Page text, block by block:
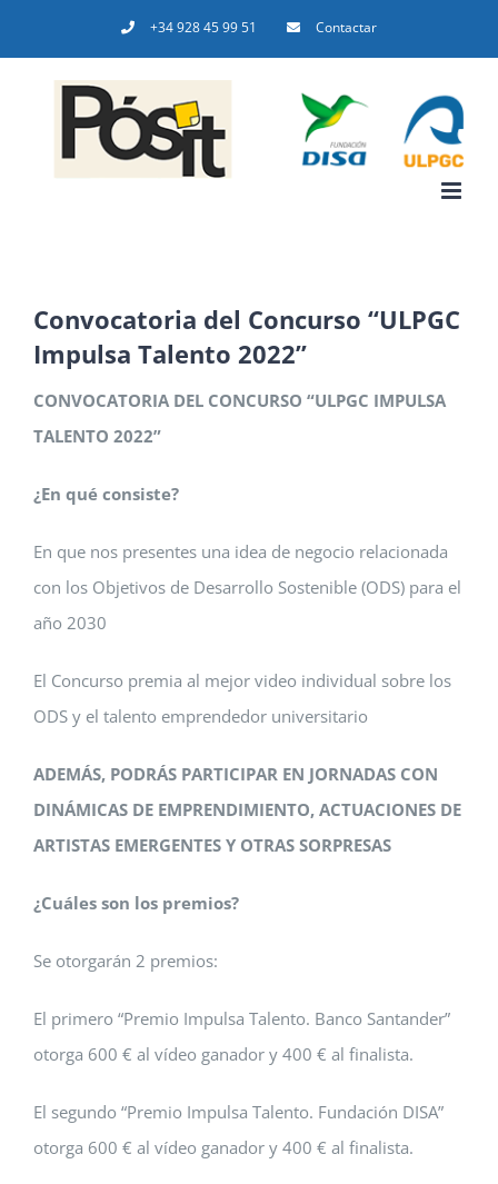
al
contenido
+34 928 45 99 51 Contactar
Convocatoria del Concurso “ULPGC
Impulsa Talento 2022”
CONVOCATORIA DEL CONCURSO “ULPGC IMPULSA
TALENTO 2022”
¿En qué consiste?
En que nos presentes una idea de negocio relacionada
con los Objetivos de Desarrollo Sostenible (ODS) para el
año 2030
El Concurso premia al mejor video individual sobre los
ODS y el talento emprendedor universitario
ADEMÁS, PODRÁS PARTICIPAR EN JORNADAS CON
DINÁMICAS DE EMPRENDIMIENTO, ACTUACIONES DE
ARTISTAS EMERGENTES Y OTRAS SORPRESAS
¿Cuáles son los premios?
Se otorgarán 2 premios:
El primero “Premio Impulsa Talento. Banco Santander”
otorga 600 € al vídeo ganador y 400 € al finalista.
El segundo “Premio Impulsa Talento. Fundación DISA”
otorga 600 € al vídeo ganador y 400 € al finalista.